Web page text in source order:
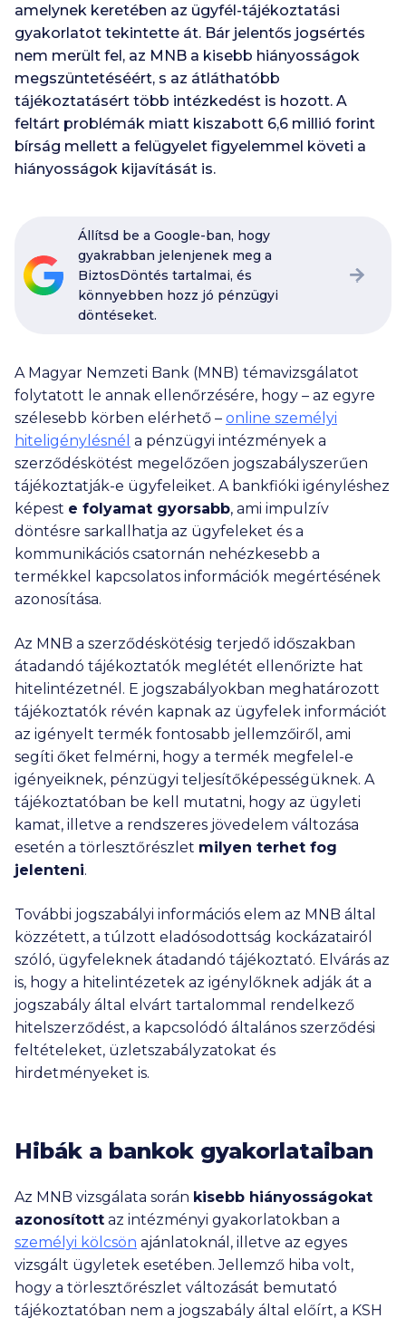
amelynek keretében az ügyfél-tájékoztatási
gyakorlatot tekintette át. Bár jelentős jogsértés
nem merült fel, az MNB a kisebb hiányosságok
megszüntetéséért, s az átláthatóbb
tájékoztatásért több intézkedést is hozott. A
feltárt problémák miatt kiszabott 6,6 millió forint
bírság mellett a felügyelet figyelemmel követi a
hiányosságok kijavítását is.
Állítsd be a Google-ban, hogy
gyakrabban jelenjenek meg a
BiztosDöntés tartalmai, és
könnyebben hozz jó pénzügyi
döntéseket.
A Magyar Nemzeti Bank (MNB) témavizsgálatot
folytatott le annak ellenőrzésére, hogy – az egyre
szélesebb körben elérhető – online személyi
hiteligénylésnél a pénzügyi intézmények a
szerződéskötést megelőzően jogszabályszerűen
tájékoztatják-e ügyfeleiket. A bankfióki igényléshez
képest e folyamat gyorsabb, ami impulzív
döntésre sarkallhatja az ügyfeleket és a
kommunikációs csatornán nehézkesebb a
termékkel kapcsolatos információk megértésének
azonosítása.
Az MNB a szerződéskötésig terjedő időszakban
átadandó tájékoztatók meglétét ellenőrizte hat
hitelintézetnél. E jogszabályokban meghatározott
tájékoztatók révén kapnak az ügyfelek információt
az igényelt termék fontosabb jellemzőiről, ami
segíti őket felmérni, hogy a termék megfelel-e
igényeiknek, pénzügyi teljesítőképességüknek. A
tájékoztatóban be kell mutatni, hogy az ügyleti
kamat, illetve a rendszeres jövedelem változása
esetén a törlesztőrészlet milyen terhet fog
jelenteni.
További jogszabályi információs elem az MNB által
közzétett, a túlzott eladósodottság kockázatairól
szóló, ügyfeleknek átadandó tájékoztató. Elvárás az
is, hogy a hitelintézetek az igénylőknek adják át a
jogszabály által elvárt tartalommal rendelkező
hitelszerződést, a kapcsolódó általános szerződési
feltételeket, üzletszabályzatokat és
hirdetményeket is.
Hibák a bankok gyakorlataiban
Az MNB vizsgálata során kisebb hiányosságokat
azonosított az intézményi gyakorlatokban a
személyi kölcsön ajánlatoknál, illetve az egyes
vizsgált ügyletek esetében. Jellemző hiba volt,
hogy a törlesztőrészlet változását bemutató
tájékoztatóban nem a jogszabály által előírt, a KSH